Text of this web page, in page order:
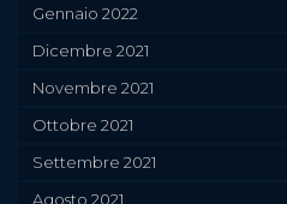
Gennaio 2022
Dicembre 2021
Novembre 2021
Ottobre 2021
Settembre 2021
Agosto 2021